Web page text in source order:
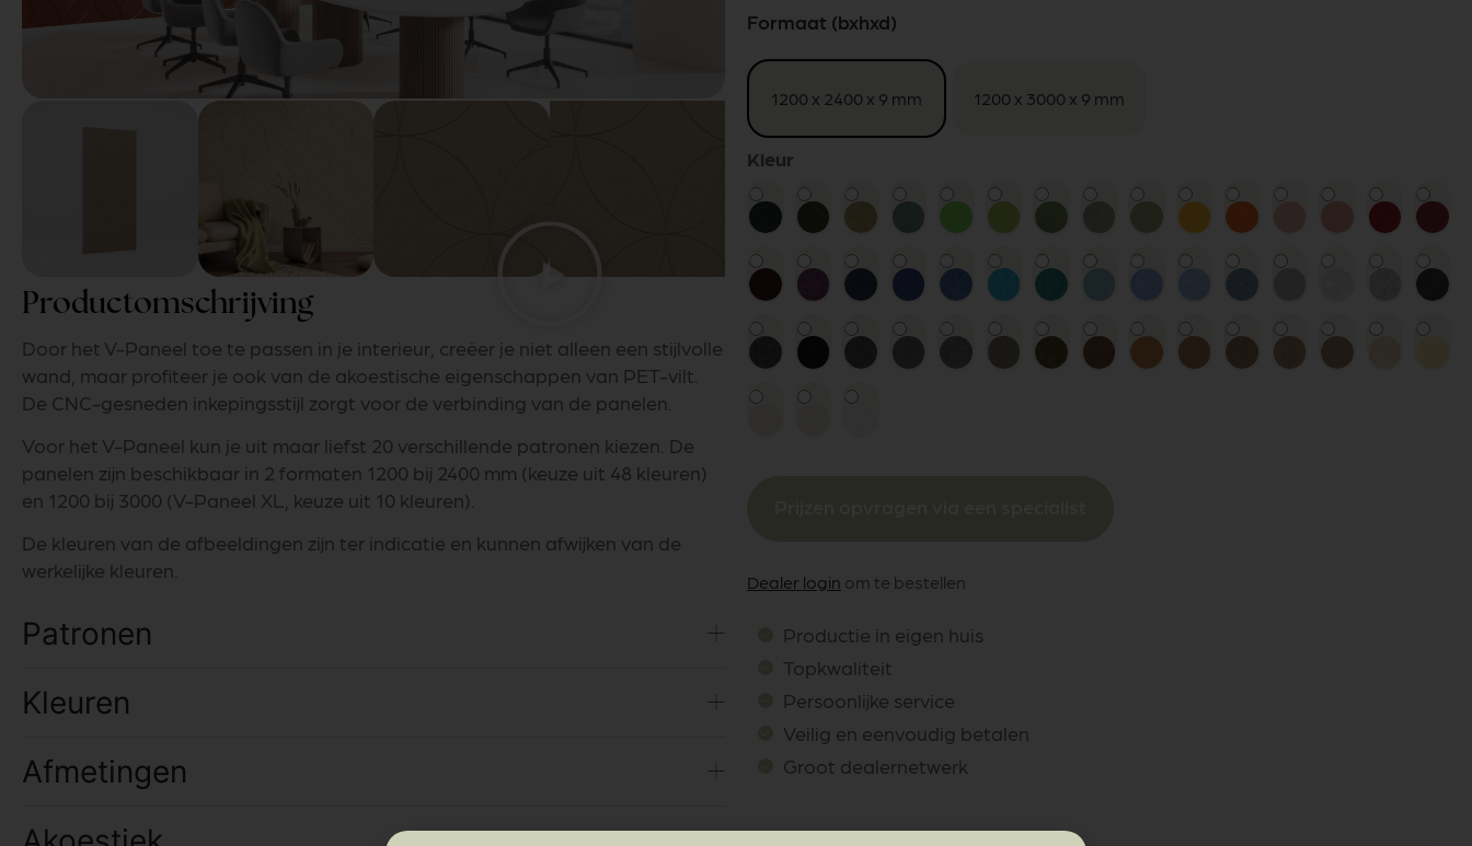
Productomschrijving
Door het V-Paneel toe te passen in je interieur, creëer je niet alleen een stijlvolle
wand, maar profiteer je ook van de akoestische eigenschappen van PET-vilt.
De CNC-gesneden inkepingsstijl zorgt voor de verbinding van de panelen.
Voor het V-Paneel kun je uit maar liefst 20 verschillende patronen kiezen. De
panelen zijn beschikbaar in 2 formaten 1200 bij 2400 mm (keuze uit 48 kleuren)
en 1200 bij 3000 (V-Paneel XL, keuze uit 10 kleuren).
De kleuren van de afbeeldingen zijn ter indicatie en kunnen afwijken van de
werkelijke kleuren.
Patronen
Kleuren
Afmetingen
Formaat (bxhxd)
1200 x 2400 x 9 mm 1200 x 3000 x 9 mm
Kleur
Dealer login om te bestellen
Productie in eigen huis
Topkwaliteit
Persoonlijke service
Veilig en eenvoudig betalen
Groot dealernetwerk